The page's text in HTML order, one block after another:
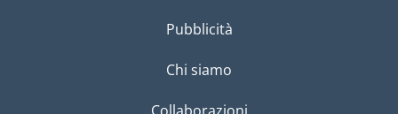
Pubblicità
Chi siamo